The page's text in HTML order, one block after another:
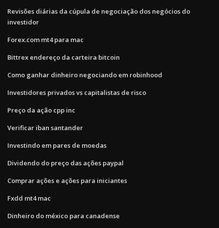
Revisões diárias da cúpula de negociação dos negócios do
investidor
Forex.com mt4 para mac
Bittrex endereço da carteira bitcoin
Como ganhar dinheiro negociando em robinhood
Investidores privados vs capitalistas de risco
Preço da ação cpp inc
Verificar iban santander
Investindo em pares de moedas
Dividendo do preço das ações paypal
Comprar ações e ações para iniciantes
Fxdd mt4 mac
Dinheiro do méxico para canadense